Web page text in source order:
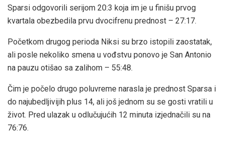
Sparsi odgovorili serijom 20:3 koja im je u finišu prvog
kvartala obezbedila prvu dvocifrenu prednost – 27:17.
Početkom drugog perioda Niksi su brzo istopili zaostatak,
ali posle nekoliko smena u vođstvu ponovo je San Antonio
na pauzu otišao sa zalihom – 55:48.
Čim je počelo drugo poluvreme narasla je prednost Sparsa i
do najubedljivijih plus 14, ali još jednom su se gosti vratili u
život. Pred ulazak u odlučujućih 12 minuta izjednačili su na
76:76.